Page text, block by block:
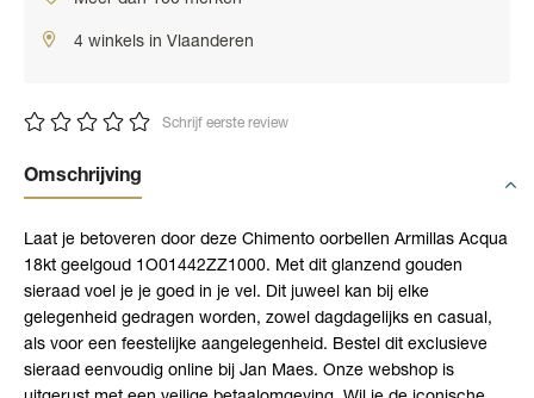
4 winkels in Vlaanderen
Schrijf eerste review
Omschrijving
Laat je betoveren door deze Chimento oorbellen Armillas Acqua
18kt geelgoud 1O01442ZZ1000. Met dit glanzend gouden
sieraad voel je je goed in je vel. Dit juweel kan bij elke
gelegenheid gedragen worden, zowel dagdagelijks en casual,
als voor een feestelijke aangelegenheid. Bestel dit exclusieve
sieraad eenvoudig online bij Jan Maes. Onze webshop is